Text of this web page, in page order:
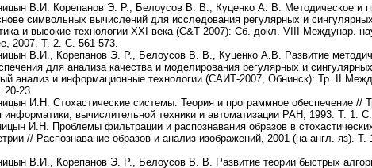
В.И. Корепанов Э. Р., Белоусов В. В., Куценко А. В. Методическое и
символьных вычислений для исследования регулярных и
и высокие технологии XXI века (C&T 2007): Сб. докл. VIII Междунар.
2007. Т. 2. С. 561-573.
В.И., Корепанов Э. Р., Белоусов В. В., Куценко А.В. Развитие
для анализа качества и моделирования регулярных и
анализ и информационные технологии (CАИТ-2007, Обнинск): Тр. II
23.
И.Н. Стохастические системы. Теория и программное обеспечение //
информатики, вычислительной техники и автоматизации РАН, 1993. Т. 1. С.
И.Н. Проблемы фильтрации и распознавания образов в
// Распознавание образов и анализ изображений, 2001 (на англ. яз).
В.И., Корепанов Э. Р., Белоусов В. В. Развитие теории быстрых